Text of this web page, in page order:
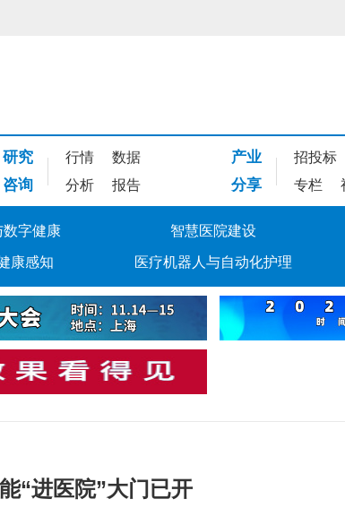
研究 行情 数据
咨询 分析 报告
产业 招投标
分享 专栏
数字健康 智慧医院建设
康感知 医疗机器人与自动化护理
“进医院”大门已开